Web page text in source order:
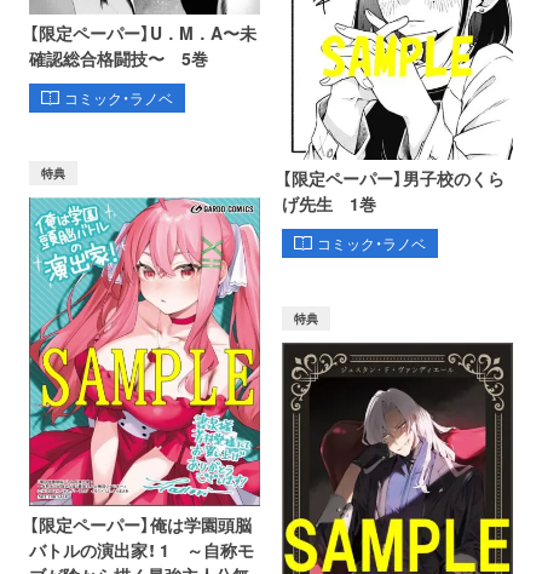
【限定ペーパー】U．M．A〜未
確認総合格闘技〜 5巻
コミック・ラノベ
【限定ペーパー】男子校のくら
げ先生 1巻
コミック・ラノベ
特典
【限定ペーパー】俺は学園頭脳
バトルの演出家！ 1 ～自称モ
特典